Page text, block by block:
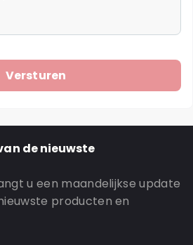
de nieuwste
u een maandelijkse update
producten en